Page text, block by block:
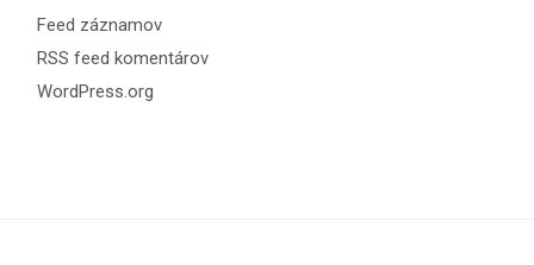
Feed záznamov
RSS feed komentárov
WordPress.org